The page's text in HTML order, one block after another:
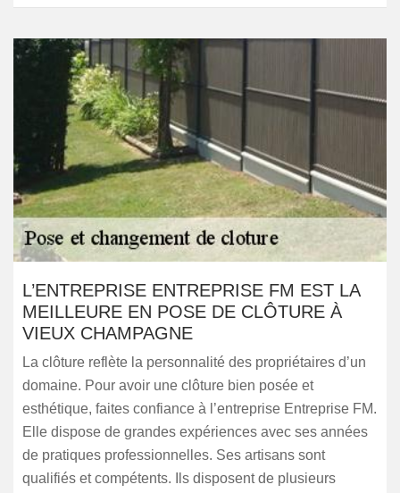
L’ENTREPRISE ENTREPRISE FM EST LA
MEILLEURE EN POSE DE CLÔTURE À
VIEUX CHAMPAGNE
La clôture reflète la personnalité des propriétaires d’un
domaine. Pour avoir une clôture bien posée et
esthétique, faites confiance à l’entreprise Entreprise FM.
Elle dispose de grandes expériences avec ses années
de pratiques professionnelles. Ses artisans sont
qualifiés et compétents. Ils disposent de plusieurs